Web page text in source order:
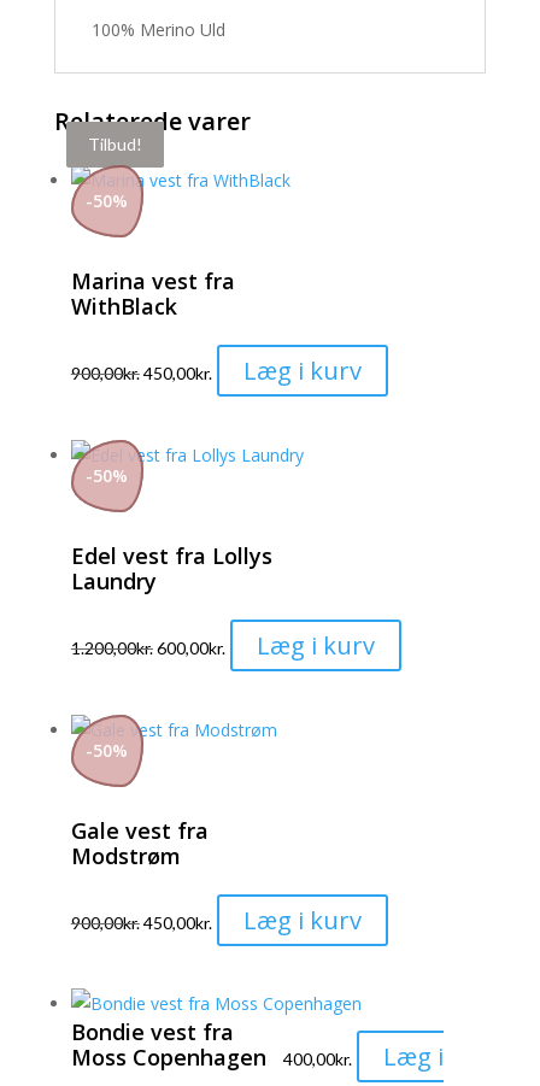
100% Merino Uld
Relaterede varer
Tilbud!
-50%
Marina vest fra
WithBlack
900,00kr.450,00kr. Læg i kurv
vare
på
Tilbud!
-50%
Edel vest fra Lollys
Laundry
1.200,00kr.600,00kr. Læg i kurv
vare
Tilbud!
-50%
Gale vest fra
Modstrøm
900,00kr.450,00kr. Læg i kurv
vare
varianter.
Mulighederne
Bondie vest fra
Moss Copenhagen
400,00kr.
Læg i